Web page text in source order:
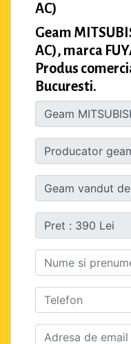
AC)
Geam
AC), marca
Produs
Bucuresti.